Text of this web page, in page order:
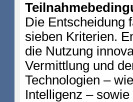
Die Entscheidung
sieben Kriterien.
die Nutzung
Vermittlung und
Technologien –
Intelligenz –